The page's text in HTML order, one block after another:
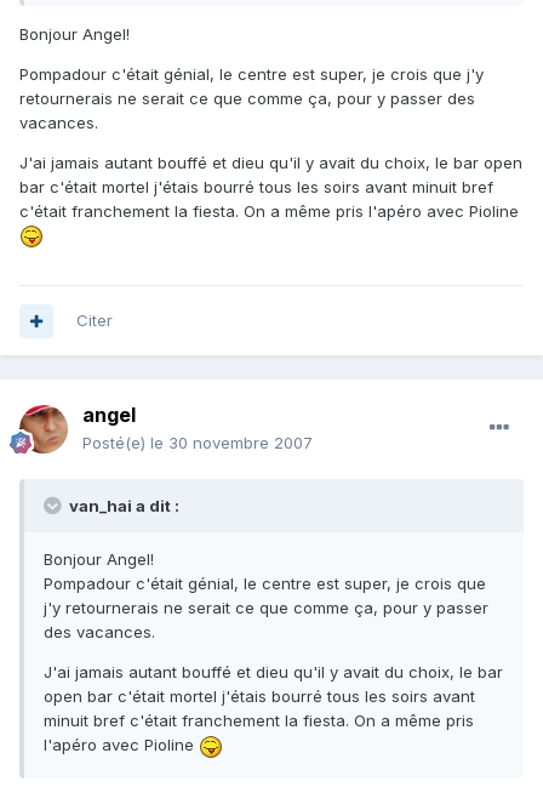
Bonjour Angel!
Pompadour c'était génial, le centre est super, je crois que j'y
retournerais ne serait ce que comme ça, pour y passer des
vacances.
J'ai jamais autant bouffé et dieu qu'il y avait du choix, le bar open
bar c'était mortel j'étais bourré tous les soirs avant minuit bref
c'était franchement la fiesta. On a même pris l'apéro avec Pioline
Citer
angel
Posté(e) le 30 novembre 2007
van_hai a dit :
Bonjour Angel!
Pompadour c'était génial, le centre est super, je crois que
j'y retournerais ne serait ce que comme ça, pour y passer
des vacances.
J'ai jamais autant bouffé et dieu qu'il y avait du choix, le bar
open bar c'était mortel j'étais bourré tous les soirs avant
minuit bref c'était franchement la fiesta. On a même pris
l'apéro avec Pioline